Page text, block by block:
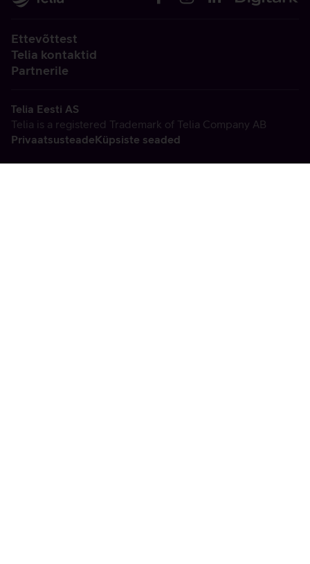
Ettevõttest
Telia kontaktid
Partnerile
Telia Eesti AS
Telia is a registered Trademark of Telia Company AB
PrivaatsusteadeKüpsiste seaded